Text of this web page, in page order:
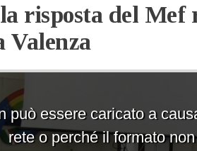
risposta del Mef
Valenza